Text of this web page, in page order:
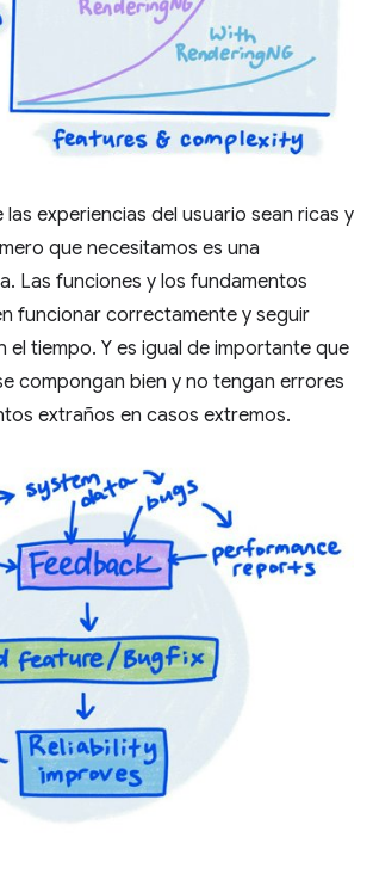
las experiencias del usuario sean ricas y
que necesitamos es una
Las funciones y los fundamentos
funcionar correctamente y seguir
el tiempo. Y es igual de importante que
compongan bien y no tengan errores
extraños en casos extremos.